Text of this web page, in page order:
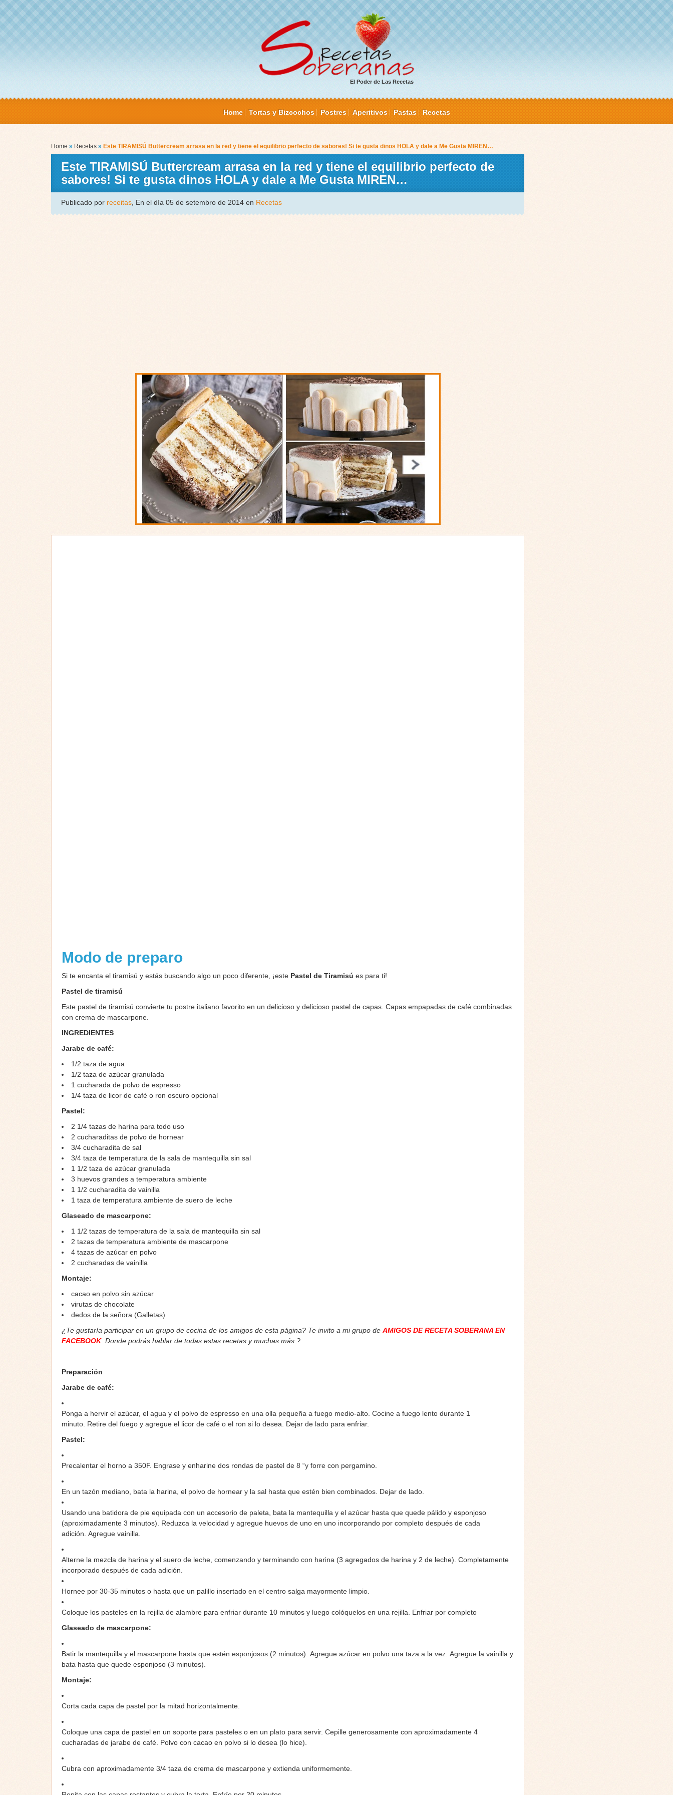
El Poder de Las Recetas
Home Tortas y Bizcochos Postres Aperitivos Pastas Recetas
Home » Recetas » Este TIRAMISÚ Buttercream arrasa en la red y tiene el equilibrio perfecto de sabores! Si te gusta dinos HOLA y dale a Me Gusta MIREN…
Este TIRAMISÚ Buttercream arrasa en la red y tiene el equilibrio perfecto de
sabores! Si te gusta dinos HOLA y dale a Me Gusta MIREN…
Publicado por receitas , En el día 05 de setembro de 2014 en Recetas
Modo de preparo
Si te encanta el tiramisú y estás buscando algo un poco diferente, ¡este Pastel de Tiramisú es para ti!
Pastel de tiramisú
Este pastel de tiramisú convierte tu postre italiano favorito en un delicioso y delicioso pastel de capas. Capas empapadas de café combinadas
con crema de mascarpone.
INGREDIENTES
Jarabe de café:
1/2 taza de agua
1/2 taza de azúcar granulada
1 cucharada de polvo de espresso
1/4 taza de licor de café o ron oscuro opcional
Pastel:
2 1/4 tazas de harina para todo uso
2 cucharaditas de polvo de hornear
3/4 cucharadita de sal
3/4 taza de temperatura de la sala de mantequilla sin sal
1 1/2 taza de azúcar granulada
3 huevos grandes a temperatura ambiente
1 1/2 cucharadita de vainilla
1 taza de temperatura ambiente de suero de leche
Glaseado de mascarpone:
1 1/2 tazas de temperatura de la sala de mantequilla sin sal
2 tazas de temperatura ambiente de mascarpone
4 tazas de azúcar en polvo
2 cucharadas de vainilla
Montaje:
cacao en polvo sin azúcar
virutas de chocolate
dedos de la señora (Galletas)
¿Te gustaría participar en un grupo de cocina de los amigos de esta página? Te invito a mi grupo de AMIGOS DE RECETA SOBERANA EN
FACEBOOK. Donde podrás hablar de todas estas recetas y muchas más. ?
Preparación
Jarabe de café:
Ponga a hervir el azúcar, el agua y el polvo de espresso en una olla pequeña a fuego medio-alto. Cocine a fuego lento durante 1
minuto. Retire del fuego y agregue el licor de café o el ron si lo desea. Dejar de lado para enfriar.
Pastel:
Precalentar el horno a 350F. Engrase y enharine dos rondas de pastel de 8 “y forre con pergamino.
En un tazón mediano, bata la harina, el polvo de hornear y la sal hasta que estén bien combinados. Dejar de lado.
Usando una batidora de pie equipada con un accesorio de paleta, bata la mantequilla y el azúcar hasta que quede pálido y esponjoso
(aproximadamente 3 minutos). Reduzca la velocidad y agregue huevos de uno en uno incorporando por completo después de cada
adición. Agregue vainilla.
Alterne la mezcla de harina y el suero de leche, comenzando y terminando con harina (3 agregados de harina y 2 de leche). Completamente
incorporado después de cada adición.
Hornee por 30-35 minutos o hasta que un palillo insertado en el centro salga mayormente limpio.
Coloque los pasteles en la rejilla de alambre para enfriar durante 10 minutos y luego colóquelos en una rejilla. Enfriar por completo
Glaseado de mascarpone:
Batir la mantequilla y el mascarpone hasta que estén esponjosos (2 minutos). Agregue azúcar en polvo una taza a la vez. Agregue la vainilla y
bata hasta que quede esponjoso (3 minutos).
Montaje:
Corta cada capa de pastel por la mitad horizontalmente.
Coloque una capa de pastel en un soporte para pasteles o en un plato para servir. Cepille generosamente con aproximadamente 4
cucharadas de jarabe de café. Polvo con cacao en polvo si lo desea (lo hice).
Cubra con aproximadamente 3/4 taza de crema de mascarpone y extienda uniformemente.